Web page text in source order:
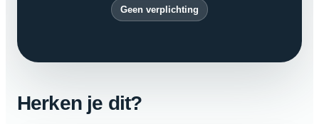
Geen verplichting
Herken je dit?